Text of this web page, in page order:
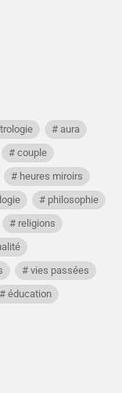
aura
couple
heures miroirs
philosophie
religions
vies passées
éducation